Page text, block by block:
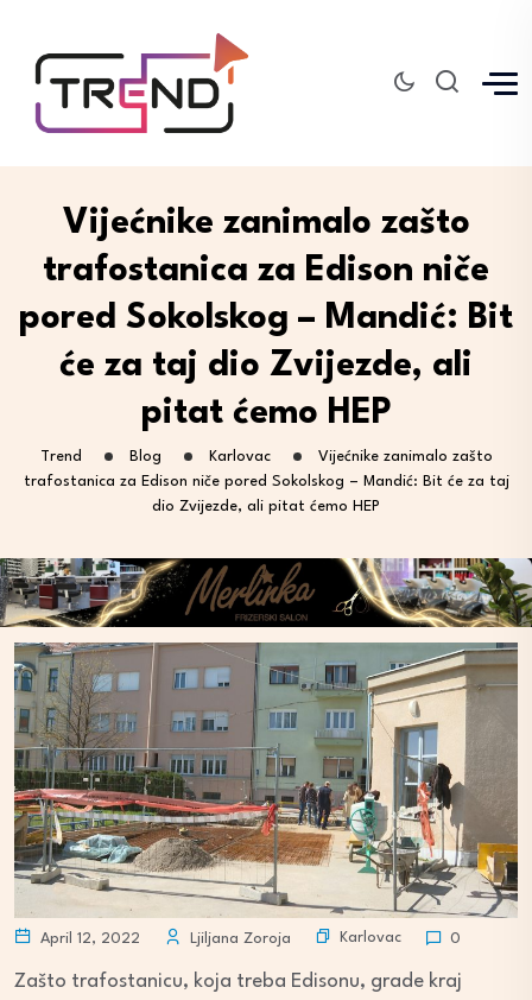
Vijećnike zanimalo zašto
trafostanica za Edison niče
pored Sokolskog – Mandić: Bit
će za taj dio Zvijezde, ali
pitat ćemo HEP
Trend Blog Karlovac
Vijećnike zanimalo zašto
trafostanica za Edison niče pored Sokolskog – Mandić: Bit će za taj
dio Zvijezde, ali pitat ćemo HEP
April 12, 2022 Ljiljana Zoroja Karlovac 0
Zašto trafostanicu, koja treba Edisonu, grade kraj